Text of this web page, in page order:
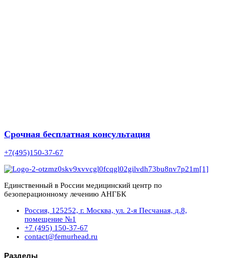
Срочная бесплатная консультация
+7(495)150-37-67
Единственный в России медицинский центр по
безоперационному лечению АНГБК
Россия, 125252, г. Москва, ул. 2-я Песчаная, д.8,
помещение №1
+7 (495) 150-37-67
contact@femurhead.ru
Разделы